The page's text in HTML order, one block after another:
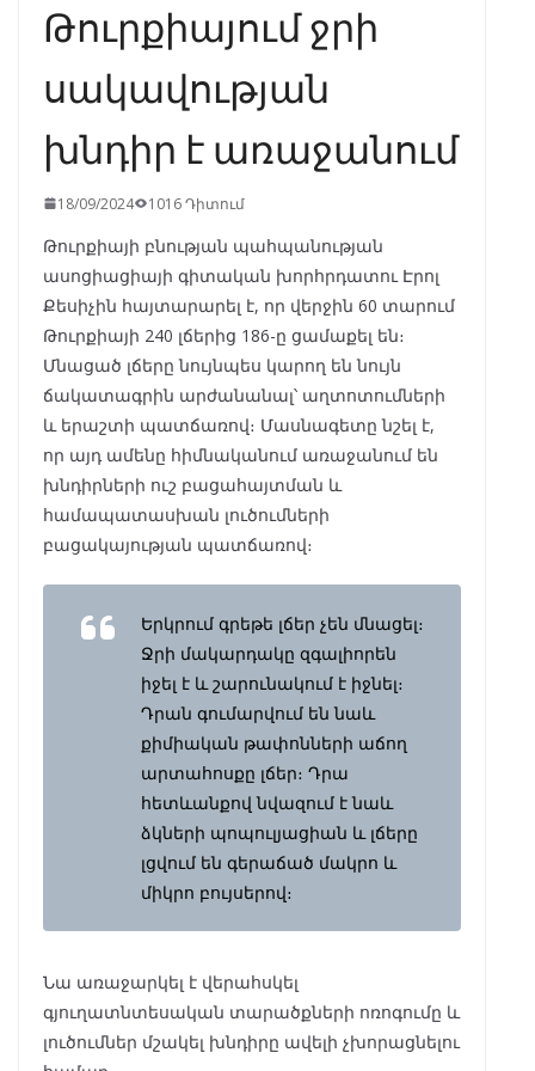
Թուրքիայում ջրի
սակավության
խնդիր է առաջանում
18/09/2024 1016 Դիտում
Թուրքիայի բնության պահպանության
ասոցիացիայի գիտական խորհրդատու Էրոլ
Քեսիչին հայտարարել է, որ վերջին 60 տարում
Թուրքիայի 240 լճերից 186-ը ցամաքել են։
Մնացած լճերը նույնպես կարող են նույն
ճակատագրին արժանանալ՝ աղտոտումների
և երաշտի պատճառով։ Մասնագետը նշել է,
որ այդ ամենը հիմնականում առաջանում են
խնդիրների ուշ բացահայտման և
համապատասխան լուծումների
բացակայության պատճառով։
Երկրում գրեթե լճեր չեն մնացել։
Ջրի մակարդակը զգալիորեն
իջել է և շարունակում է իջնել։
Դրան գումարվում են նաև
քիմիական թափոնների աճող
արտահոսքը լճեր։ Դրա
հետևանքով նվազում է նաև
ձկների պոպուլյացիան և լճերը
լցվում են գերաճած մակրո և
միկրո բույսերով։
Նա առաջարկել է վերահսկել
գյուղատնտեսական տարածքների ոռոգումը և
լուծումներ մշակել խնդիրը ավելի չխորացնելու